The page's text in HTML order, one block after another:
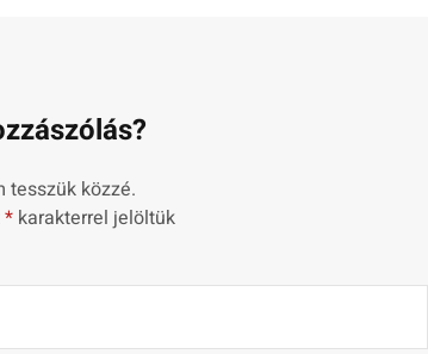
tesszük közzé.
* karakterrel jelöltük